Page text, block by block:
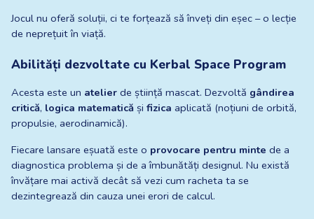
Jocul nu oferă soluții, ci te forțează să înveți din eșec – o lecție
de neprețuit în viață.
Abilități dezvoltate cu Kerbal Space Program
Acesta este un atelier de știință mascat. Dezvoltă gândirea
critică, logica matematică și fizica aplicată (noțiuni de orbită,
propulsie, aerodinamică).
Fiecare lansare eșuată este o provocare pentru minte de a
diagnostica problema și de a îmbunătăți designul. Nu există
învățare mai activă decât să vezi cum racheta ta se
dezintegrează din cauza unei erori de calcul.